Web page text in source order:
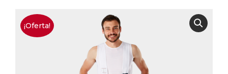
¡Oferta!